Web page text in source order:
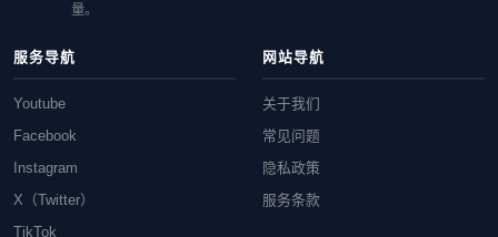
量。
服务导航
Youtube
Facebook
Instagram
X（Twitter）
TikTok
网站导航
关于我们
常见问题
隐私政策
服务条款